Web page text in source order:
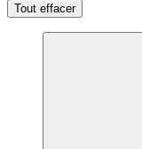
Tout effacer